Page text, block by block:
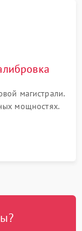
магистрали.
мощностях.
индикаторов